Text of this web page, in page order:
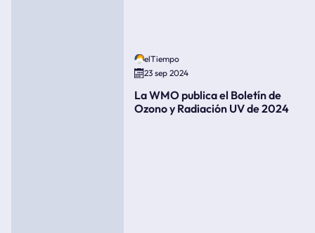
elTiempo
23 sep 2024
La WMO publica el Boletín de
Ozono y Radiación UV de 2024